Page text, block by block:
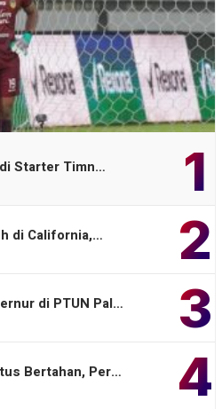
1
Starter Timn…
2
di California,…
3
di PTUN Pal…
4
Bertahan, Per…